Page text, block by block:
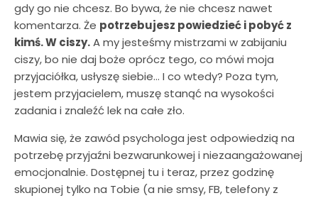
gdy go nie chcesz. Bo bywa, że nie chcesz nawet
komentarza. Że potrzebujesz powiedzieć i pobyć z
kimś. W ciszy.A my jesteśmy mistrzami w zabijaniu
ciszy, bo nie daj boże oprócz tego, co mówi moja
przyjaciółka, usłyszę siebie… I co wtedy? Poza tym,
jestem przyjacielem, muszę stanąć na wysokości
zadania i znaleźć lek na całe zło.
Mawia się, że zawód psychologa jest odpowiedzią na
potrzebę przyjaźni bezwarunkowej i niezaangażowanej
emocjonalnie. Dostępnej tu i teraz, przez godzinę
skupionej tylko na Tobie (a nie smsy, FB, telefony z